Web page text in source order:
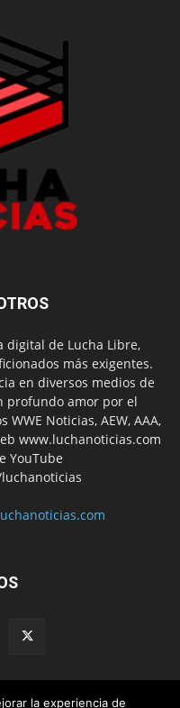
digital de Lucha Libre,
más exigentes.
en diversos medios de
profundo amor por el
Noticias, AEW, AAA,
www.luchanoticias.com
YouTube
Lucha Libre Mexicana
la experiencia de